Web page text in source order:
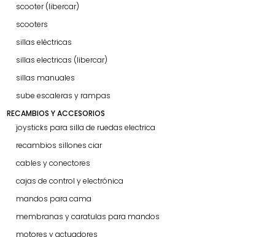
scooter (libercar)
scooters
sillas eléctricas
sillas electricas (libercar)
sillas manuales
sube escaleras y rampas
RECAMBIOS Y ACCESORIOS
joysticks para silla de ruedas electrica
recambios sillones ciar
cables y conectores
cajas de control y electrónica
mandos para cama
membranas y caratulas para mandos
motores y actuadores